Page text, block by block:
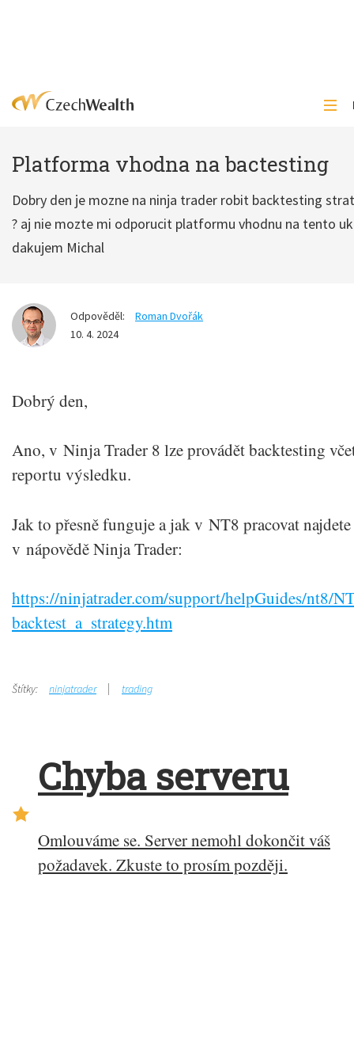
Platforma vhodna na bactesting
Dobry den je mozne na ninja trader robit backtesting
? aj nie mozte mi odporucit platformu vhodnu na tento
dakujem Michal
Odpověděl:
Roman Dvořák
10. 4. 2024
Dobrý den,
Ano, v Ninja Trader 8 lze provádět backtesting
reportu výsledku.
Jak to přesně funguje a jak v NT8 pracovat najdete
v nápovědě Ninja Trader:
https://ninjatrader.com/support/helpGuides/nt8/
backtest_a_strategy.htm
Štítky: ninjatrader trading
Chyba serveru
Omlouváme se. Server nemohl dokončit váš
požadavek. Zkuste to prosím později.